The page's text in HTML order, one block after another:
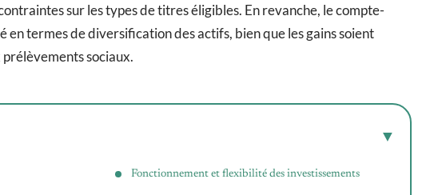
sur les types de titres éligibles. En revanche, le compte-
termes de diversification des actifs, bien que les gains soient
prélèvements sociaux.
Fonctionnement et flexibilité des investissements